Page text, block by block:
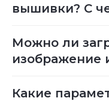
вышивки? С
Можно ли
изображение
Какие